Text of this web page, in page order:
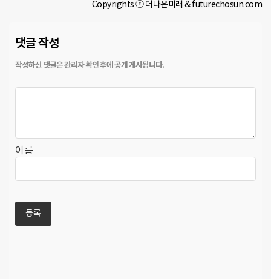
Copyrights ⓒ 더나은미래 & futurechosun.com
댓글 작성
이름